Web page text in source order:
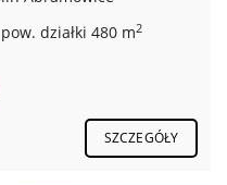
pow. działki 480 m2
SZCZEGÓŁY